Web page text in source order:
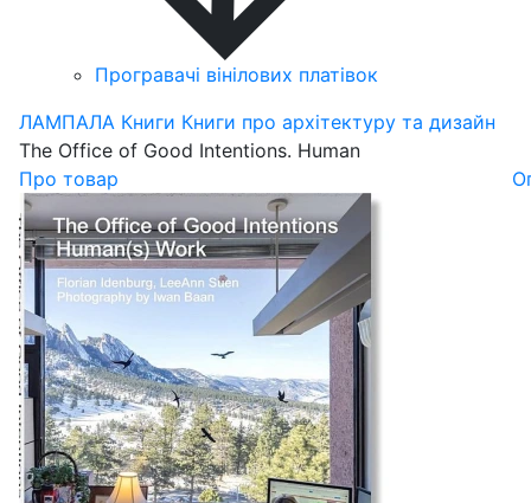
Програвачі вінілових платівок
ЛАМПАЛА Книги Книги про архітектуру та дизайн
The Office of Good Intentions. Human
Про товар